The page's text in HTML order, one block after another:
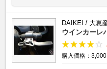
DAIKEI / 大恵
ウインカーレ
購入価格：